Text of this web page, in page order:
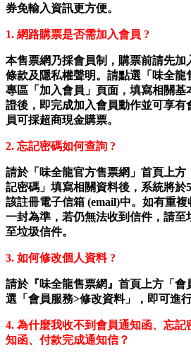
券免輸入資訊更方便。
1. 網路購票是否需加入會員 ?
本售票網乃採會員制，購票前請先加
條款及隱私權聲明。請點選「味全龍
專區「加入會員」頁面，填寫相關基
證後，即完成加入會員動作並可享有
員可採超商現金購票。
2. 忘記密碼如何查詢 ?
請於「味全龍官方售票網」首頁上方
記密碼」填寫相關資料後，系統將於
該註冊電子信箱 (email)中。如有重
一封為準，若仍無法收到信件，請至
至垃圾信件。
3. 如何修改個人資料 ?
請於『味全龍售票網』首頁上方「會
選「會員服務>修改資料」，即可進
4. 為什麼我收不到會員通知函、忘記
知函、付款完成通知信？